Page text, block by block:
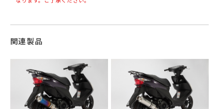
関連製品